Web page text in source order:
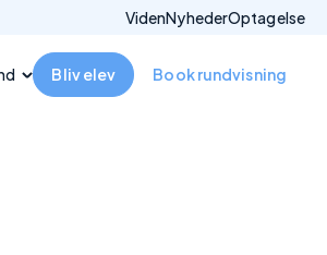
VidenNyhederOptagelse
Bliv elev Book rundvisning